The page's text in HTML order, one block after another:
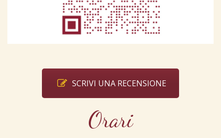
SCRIVI UNA RECENSIONE
Orari